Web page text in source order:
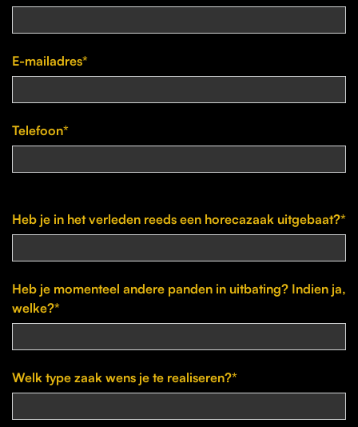
E-mailadres*
Telefoon*
Heb je in het verleden reeds een horecazaak uitgebaat?*
Heb je momenteel andere panden in uitbating? Indien ja,
welke?*
Welk type zaak wens je te realiseren?*